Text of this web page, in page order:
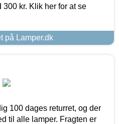
300 kr. Klik her for at se
på Lamper.dk
100 dages returret, og der
til alle lamper. Fragten er